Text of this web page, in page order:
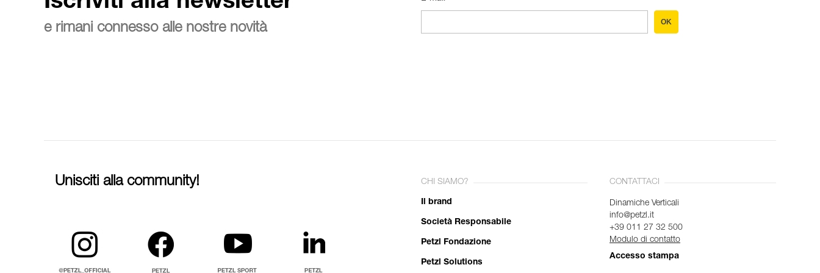
e rimani connesso alle nostre novità OK
Unisciti alla community! CHI SIAMO?
Il brand
Società Responsabile
Petzl Fondazione
Petzl Solutions
CONTATTACI
Dinamiche Verticali
info@petzl.it
+39 011 27 32 500
Modulo di contatto
Accesso stampa